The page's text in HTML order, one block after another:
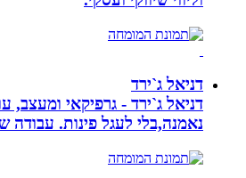
דניאל ג`ירד
דניאל ג`ירד - גרפיקאי ומעצב,
נאמנה,בלי לעגל פינות. עבודה